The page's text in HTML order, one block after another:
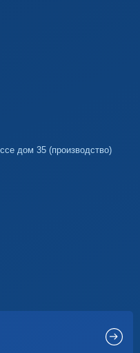
дом 35 (производство)